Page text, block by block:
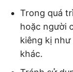
Trong quá
hoặc người
kiêng kị
khác.